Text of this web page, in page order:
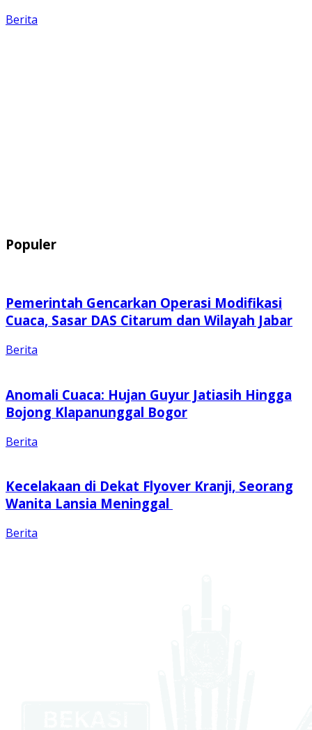
Berita
Populer
Pemerintah Gencarkan Operasi Modifikasi
Cuaca, Sasar DAS Citarum dan Wilayah Jabar
Berita
Anomali Cuaca: Hujan Guyur Jatiasih Hingga
Bojong Klapanunggal Bogor
Berita
Kecelakaan di Dekat Flyover Kranji, Seorang
Wanita Lansia Meninggal
Berita